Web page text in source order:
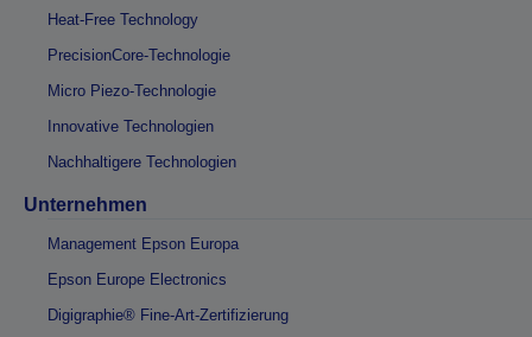
Heat-Free Technology
PrecisionCore-Technologie
Micro Piezo-Technologie
Innovative Technologien
Nachhaltigere Technologien
Unternehmen
Management Epson Europa
Epson Europe Electronics
Digigraphie® Fine-Art-Zertifizierung